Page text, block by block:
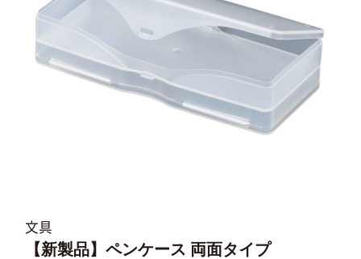
文具
【新製品】ペンケース 両面タイプ